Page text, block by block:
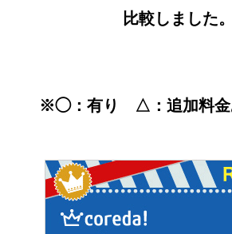
比較しました。
※◯：有り △ ：追加料